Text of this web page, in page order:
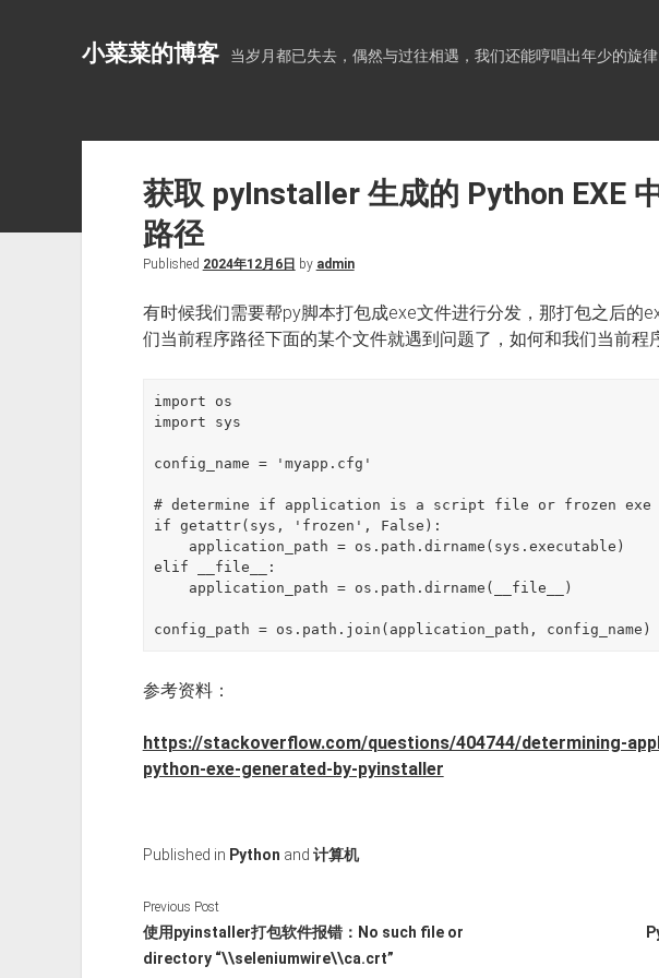
小菜菜的博客 当岁月都已失去，偶然与过往相遇，我们还能哼唱出年少的旋律
获取 pyInstaller 生成的 Python EXE
路径
Published 2024年12月6日 by admin
有时候我们需要帮py脚本打包成exe文件进行分发，那打包之后的
们当前程序路径下面的某个文件就遇到问题了，如何和我们当前程
import os
import sys
config_name = 'myapp.cfg'
# determine if application is a script file or frozen exe
if getattr(sys, 'frozen', False):
elif __file__:
config_path = os.path.join(application_path, config_name)
参考资料：
https://stackoverflow.com/questions/404744/determining-
python-exe-generated-by-pyinstaller
Published in Python and 计算机
Previous Post
使用pyinstaller打包软件报错：No such file or
directory “\\seleniumwire\\ca.crt”